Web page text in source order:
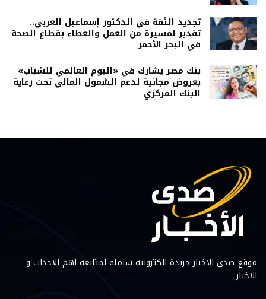
تجديد الثقة في الدكتور إسماعيل العربي..
تقدير لمسيرة من العمل والعطاء بقطاع الصحة
في البحر الأحمر
بنك مصر يشارك في «اليوم العالمي للشباب»
بعروض مجانية لدعم الشمول المالي تحت رعاية
البنك المركزي
موقع صدي الاخبار جريدة الكترونية شامله لمتابعه اهم الاحداث و
الاخبار